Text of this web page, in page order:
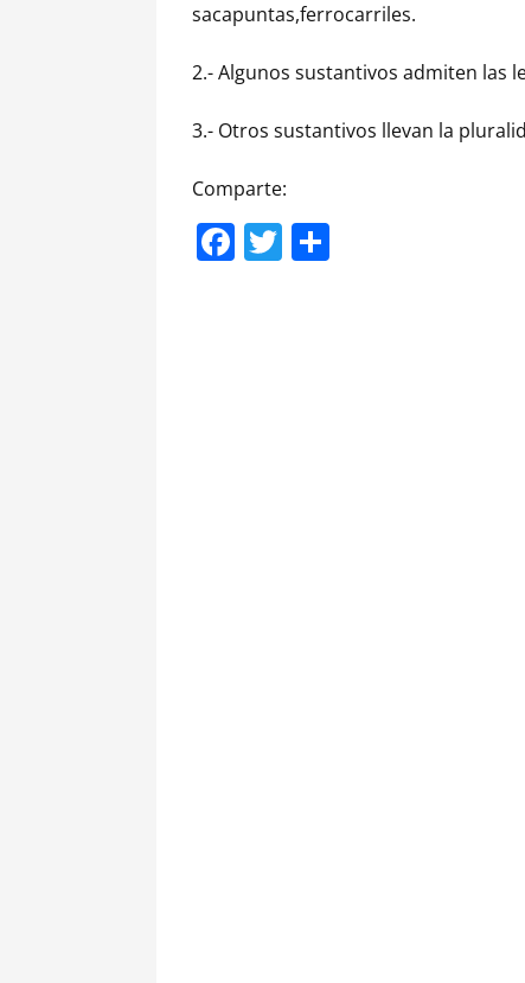
sacapuntas,ferrocarriles.
2.- Algunos sustantivos admiten las
3.- Otros sustantivos llevan la
Comparte:
Facebook
Twitter